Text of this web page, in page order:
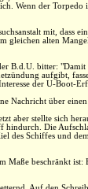
Wenn der
mit, dass
gleichen alten
B.d.U. bitter:
aufgibt,
der U-Boot-
Nachricht über
aber stellte sich
hindurch. Die
des Schiffes und
Maße beschränkt